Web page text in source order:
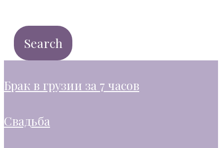
брак в грузии за 7 часов
свадьба